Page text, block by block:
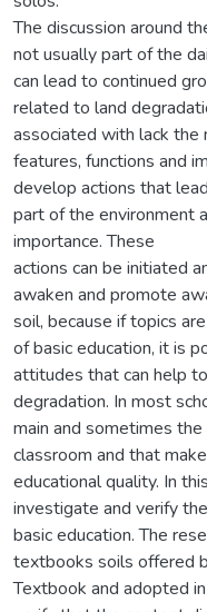
The discussion around
not usually part of the
can lead to continued
related to land
associated with lack
features, functions and
develop actions that
part of the environment
importance. These
actions can be initiated
awaken and promote
soil, because if topics
of basic education, it is
attitudes that can help
degradation. In most
main and sometimes
classroom and that
educational quality. In
investigate and verify
basic education. The
textbooks soils offered
Textbook and adopted